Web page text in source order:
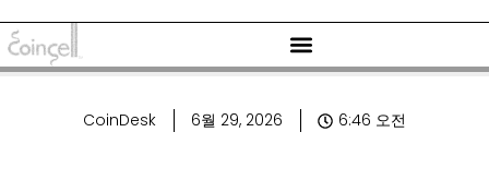
CoinDesk 6월 29, 2026 6:46 오전